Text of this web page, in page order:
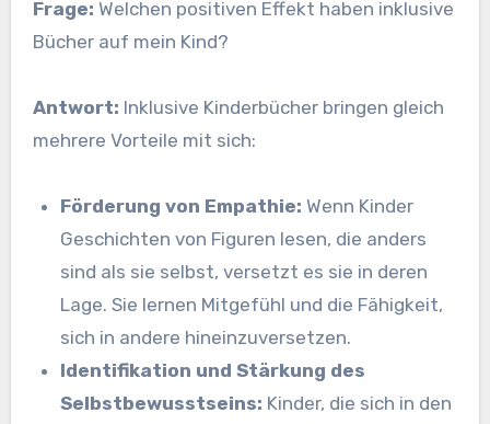
Frage: Welchen positiven Effekt haben inklusive
Bücher auf mein Kind?
Antwort: Inklusive Kinderbücher bringen gleich
mehrere Vorteile mit sich:
Förderung von Empathie: Wenn Kinder
Geschichten von Figuren lesen, die anders
sind als sie selbst, versetzt es sie in deren
Lage. Sie lernen Mitgefühl und die Fähigkeit,
sich in andere hineinzuversetzen.
Identifikation und Stärkung des
Selbstbewusstseins: Kinder, die sich in den